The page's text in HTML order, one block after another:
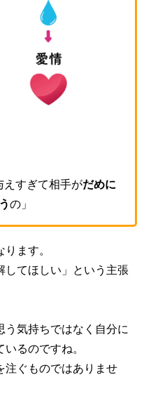
えすぎて相手がだめに
の」
ます。
してほしい」という主張
う気持ちではなく自分に
るのですね。
注ぐものではありませ